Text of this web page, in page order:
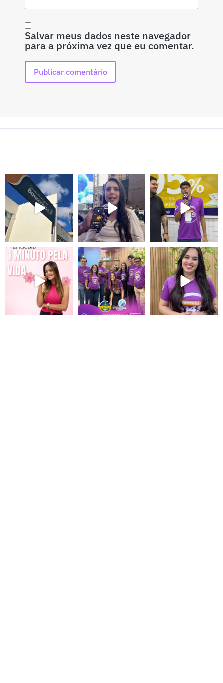
Salvar meus dados neste navegador
para a próxima vez que eu comentar.